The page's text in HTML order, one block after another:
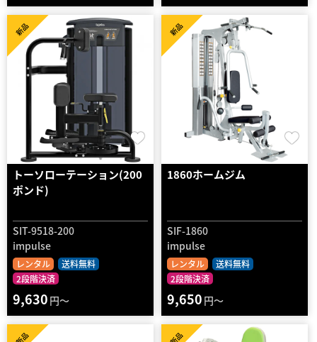
トーソローテーション(200
ポンド)
SIT-9518-200
impulse
レンタル
送料無料
2段階決済
新品
9,630 円～
1860ホームジム
SIF-1860
impulse
レンタル
送料無料
2段階決済
新品
9,650 円～